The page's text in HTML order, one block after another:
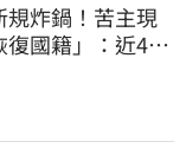
規炸鍋！苦主現
國籍」：近4億